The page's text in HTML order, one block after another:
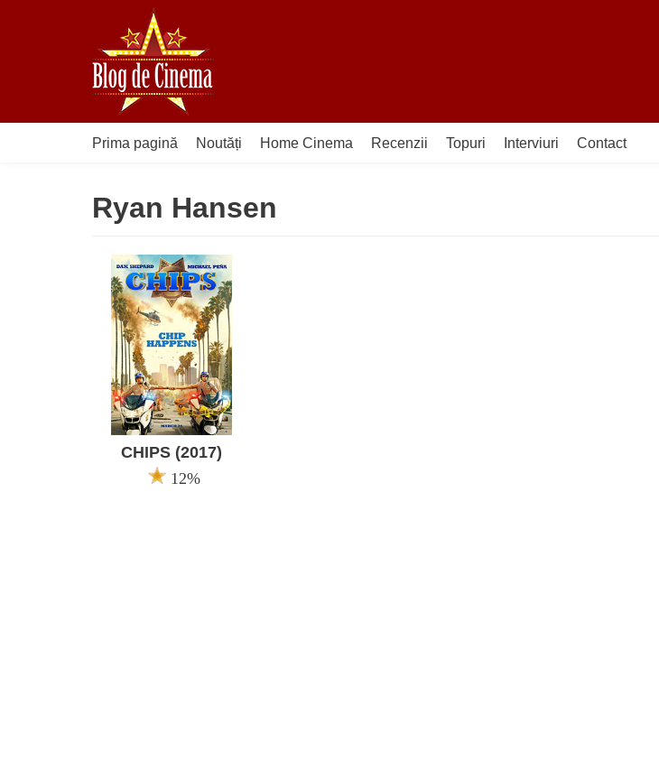
Prima pagină Noutăți Home Cinema Recenzii Topuri Interviuri Contact
Ryan Hansen
CHIPS (2017)
12%